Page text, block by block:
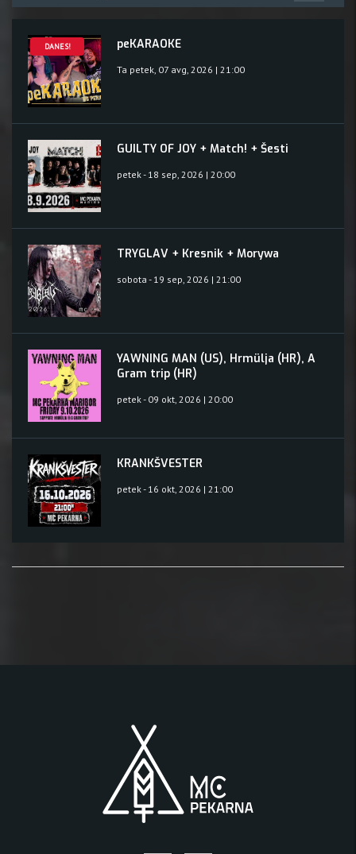
DANES! peKARAOKE
Ta petek, 07 avg, 2026 | 21:00
GUILTY OF JOY + Match! + Šesti
petek - 18 sep, 2026 | 20:00
TRYGLAV + Kresnik + Morywa
sobota - 19 sep, 2026 | 21:00
YAWNING MAN (US), Hrmülja (HR), A
Gram trip (HR)
petek - 09 okt, 2026 | 20:00
KRANKŠVESTER
petek - 16 okt, 2026 | 21:00